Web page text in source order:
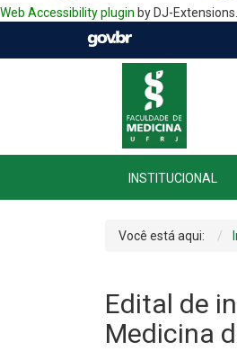
Web Accessibility plugin by DJ-
INSTITUCIONAL
Você está aqui:
Edital de
Medicina